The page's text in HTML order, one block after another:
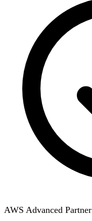
AWS Advanced Partner